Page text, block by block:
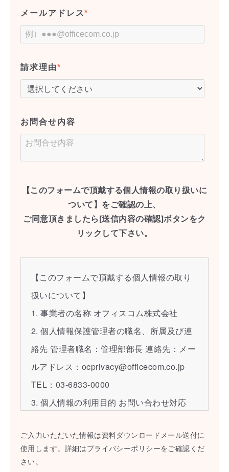
メールアドレス*
請求理由*
お問合せ内容
【このフォームで頂戴する個人情報の取り扱いに
ついて】をご確認の上、
ご同意頂きましたら[送信内容の確認]ボタンをク
リックして下さい。
【このフォームで頂戴する個人情報の取り
扱いについて】
1. 事業者の名称 オフィスコム株式会社
2. 個人情報保護管理者の職名、所属及び連
絡先 管理者職名：管理部部長 連絡先：メー
ルアドレス：ocprivacy@officecom.co.jp
TEL：03-6833-0000
3. 個人情報の利用目的 お問い合わせ対応
4.個人情報取扱いの委託 当社は事業運営
上、前項利用目的の範囲に限って個人情報
ご入力いただいた情報は資料ダウンロードメール送付に
使用します。詳細はプライバシーポリシーをご確認くだ
さい。